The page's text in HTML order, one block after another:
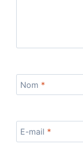
Nom *
E-mail *